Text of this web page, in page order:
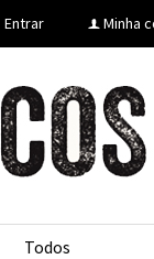
Entrar f Minha
Todos